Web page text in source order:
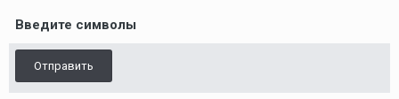
Введите символы
Отправить